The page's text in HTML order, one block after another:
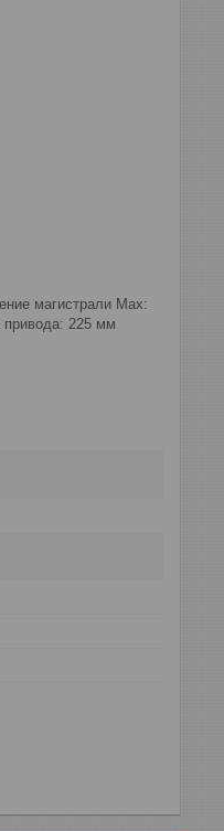
магистрали Мax:
привода: 225 мм